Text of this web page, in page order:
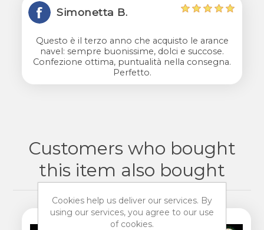
Simonetta B.
Questo è il terzo anno che acquisto le arance
navel: sempre buonissime, dolci e succose.
Confezione ottima, puntualità nella consegna.
Perfetto.
Customers who bought
this item also bought
Cookies help us deliver our services. By
using our services, you agree to our use
of cookies.